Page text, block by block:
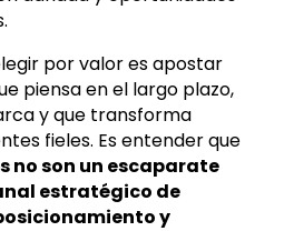
por valor es apostar
piensa en el largo plazo,
y que transforma
fieles. Es entender que
no son un escaparate
estratégico de
y